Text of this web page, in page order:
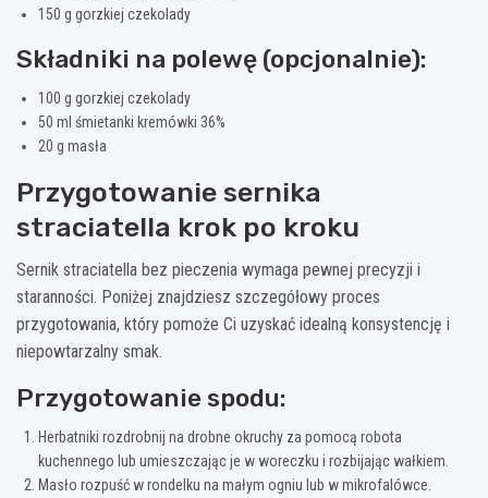
150 g gorzkiej czekolady
Składniki na polewę (opcjonalnie):
100 g gorzkiej czekolady
50 ml śmietanki kremówki 36%
20 g masła
Przygotowanie sernika
straciatella krok po kroku
Sernik straciatella bez pieczenia wymaga pewnej precyzji i
staranności. Poniżej znajdziesz szczegółowy proces
przygotowania, który pomoże Ci uzyskać idealną konsystencję i
niepowtarzalny smak.
Przygotowanie spodu:
Herbatniki rozdrobnij na drobne okruchy za pomocą robota
kuchennego lub umieszczając je w woreczku i rozbijając wałkiem.
Masło rozpuść w rondelku na małym ogniu lub w mikrofalówce.